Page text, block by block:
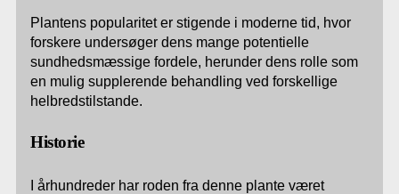
Plantens popularitet er stigende i moderne tid, hvor
forskere undersøger dens mange potentielle
sundhedsmæssige fordele, herunder dens rolle som
en mulig supplerende behandling ved forskellige
helbredstilstande.
Historie
I århundreder har roden fra denne plante været